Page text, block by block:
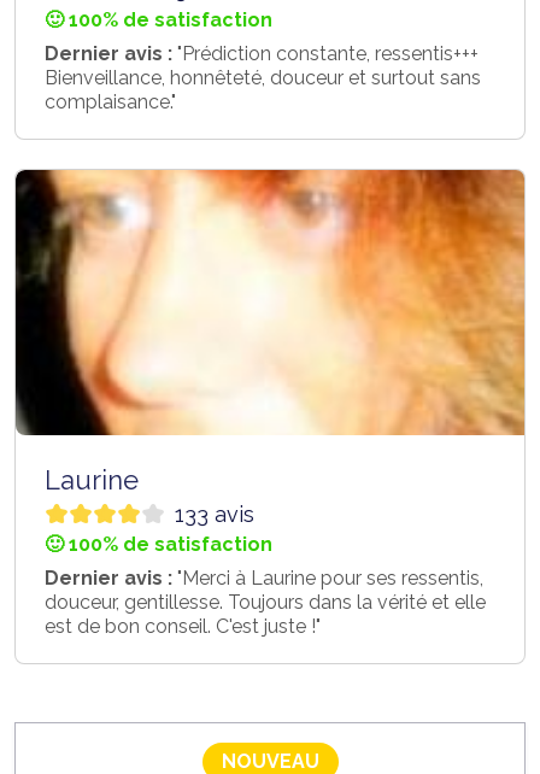
🙂 100% de satisfaction
Dernier avis : "Prédiction constante, ressentis+++
Bienveillance, honnêteté, douceur et surtout sans
complaisance."
Laurine
133 avis
🙂 100% de satisfaction
Dernier avis : "Merci à Laurine pour ses ressentis,
douceur, gentillesse. Toujours dans la vérité et elle
est de bon conseil. C'est juste !"
NOUVEAU